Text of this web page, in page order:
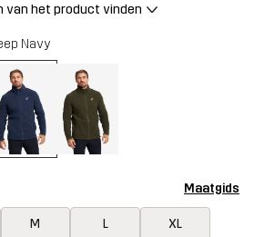
van het product vinden
Navy
Maatgids
M L XL